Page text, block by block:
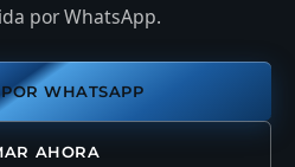
por WhatsApp.
WHATSAPP
AHORA